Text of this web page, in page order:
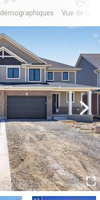
Vue de la
Next